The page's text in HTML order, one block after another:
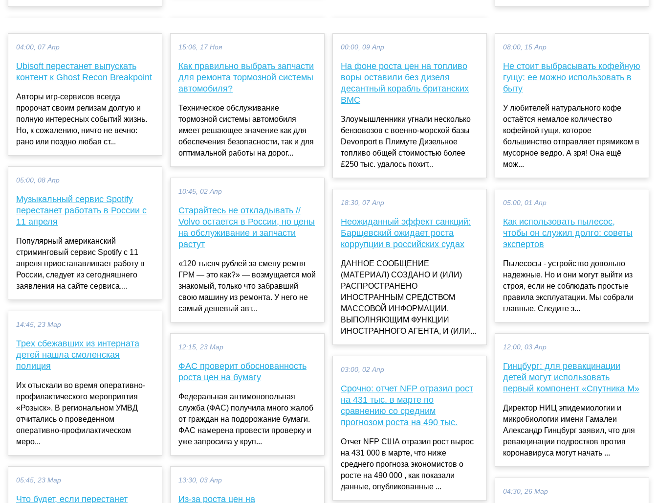
04:00, 07 Апр
Ubisoft перестанет выпускать
контент к Ghost Recon Breakpoint
Авторы игр-сервисов всегда
пророчат своим релизам долгую и
полную интересных событий жизнь.
Но, к сожалению, ничто не вечно:
рано или поздно любая ст...
05:00, 08 Апр
Музыкальный сервис Spotify
перестанет работать в России с
11 апреля
Популярный американский
стриминговый сервис Spotify с 11
апреля приостанавливает работу в
России, следует из сегодняшнего
заявления на сайте сервиса....
14:45, 23 Мар
Трех сбежавших из интерната
детей нашла смоленская
полиция
Их отыскали во время оперативно-
профилактического мероприятия
«Розыск». В региональном УМВД
отчитались о проведенном
оперативно-профилактическом
меро...
05:45, 23 Мар
Что будет, если перестанет
15:06, 17 Ноя
Как правильно выбрать запчасти
для ремонта тормозной системы
автомобиля?
Техническое обслуживание
тормозной системы автомобиля
имеет решающее значение как для
обеспечения безопасности, так и для
оптимальной работы на дорог...
10:45, 02 Апр
Старайтесь не откладывать //
Volvo остается в России, но цены
на обслуживание и запчасти
растут
«120 тысяч рублей за смену ремня
ГРМ — это как?» — возмущается мой
знакомый, только что забравший
свою машину из ремонта. У него не
самый дешевый авт...
12:15, 23 Мар
ФАС проверит обоснованность
роста цен на бумагу
Федеральная антимонопольная
служба (ФАС) получила много жалоб
от граждан на подорожание бумаги.
ФАС намерена провести проверку и
уже запросила у круп...
13:30, 03 Апр
Из-за роста цен на
00:00, 09 Апр
На фоне роста цен на топливо
воры оставили без дизеля
десантный корабль британских
ВМС
Злоумышленники угнали несколько
бензовозов с военно-морской базы
Devonport в Плимуте Дизельное
топливо общей стоимостью более
₤250 тыс. удалось похит...
18:30, 07 Апр
Неожиданный эффект санкций:
Барщевский ожидает роста
коррупции в российских судах
ДАННОЕ СООБЩЕНИЕ
(МАТЕРИАЛ) СОЗДАНО И (ИЛИ)
РАСПРОСТРАНЕНО
ИНОСТРАННЫМ СРЕДСТВОМ
МАССОВОЙ ИНФОРМАЦИИ,
ВЫПОЛНЯЮЩИМ ФУНКЦИИ
ИНОСТРАННОГО АГЕНТА, И (ИЛИ...
03:00, 02 Апр
Срочно: отчет NFP отразил рост
на 431 тыс. в марте по
сравнению со средним
прогнозом роста на 490 тыс.
Отчет NFP США отразил рост вырос
на 431 000 в марте, что ниже
среднего прогноза экономистов о
росте на 490 000 , как показали
данные, опубликованные ...
08:00, 15 Апр
Не стоит выбрасывать кофейную
гущу: ее можно использовать в
быту
У любителей натурального кофе
остаётся немалое количество
кофейной гущи, которое
большинство отправляет прямиком в
мусорное ведро. А зря! Она ещё
мож...
05:00, 01 Апр
Как использовать пылесос,
чтобы он служил долго: советы
экспертов
Пылесосы - устройство довольно
надежные. Но и они могут выйти из
строя, если не соблюдать простые
правила эксплуатации. Мы собрали
главные. Следите з...
12:00, 03 Апр
Гинцбург: для ревакцинации
детей могут использовать
первый компонент «Спутника М»
Директор НИЦ эпидемиологии и
микробиологии имени Гамалеи
Александр Гинцбург заявил, что для
ревакцинации подростков против
коронавируса могут начать ...
04:30, 26 Мар